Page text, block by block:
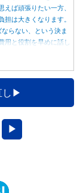
えば頑張りたい一方、
担は大きくなります。
らない、という決ま
用と役割を早めに話し
▶